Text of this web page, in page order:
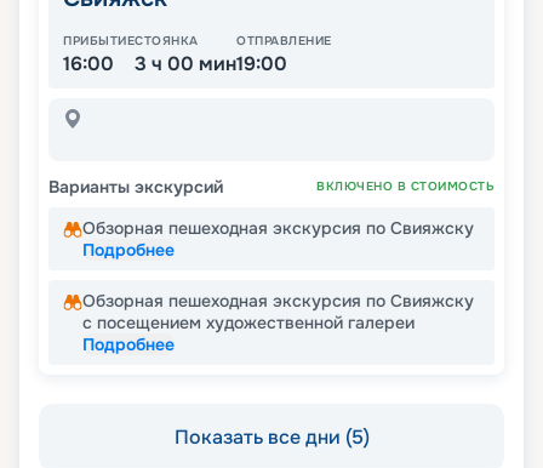
ПРИБЫТИЕ
16:00
СТОЯНКА
3 ч 00 мин
ОТПРАВЛЕНИЕ
19:00
Варианты экскурсий ВКЛЮЧЕНО В СТОИМОСТЬ
Обзорная пешеходная экскурсия по Свияжску
Подробнее
Обзорная пешеходная экскурсия по Свияжску
с посещением художественной галереи
Подробнее
Показать все дни (5)